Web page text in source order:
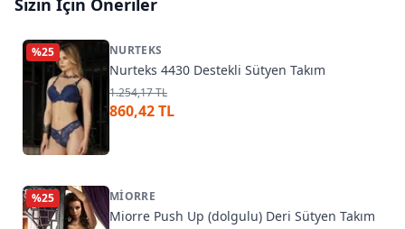
Sizin İçin Öneriler
%25 NURTEKS
Nurteks 4430 Destekli Sütyen Takım
1.254,17 TL
860,42 TL
%25 MIORRE
Miorre Push Up (dolgulu) Deri Sütyen Takım